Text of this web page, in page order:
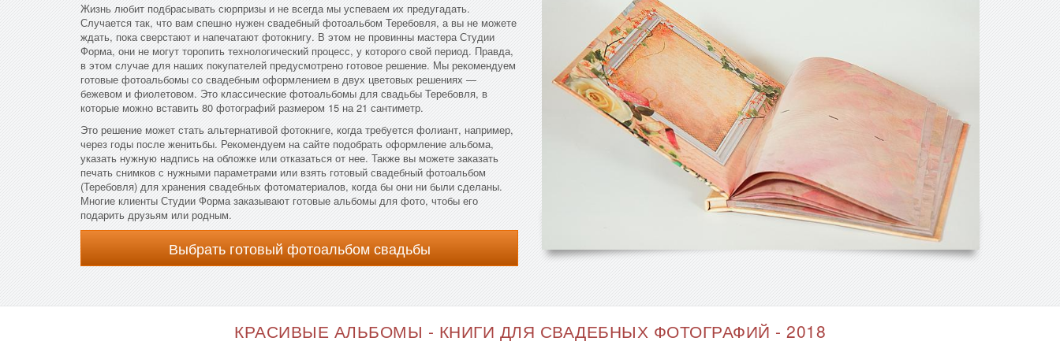
Жизнь любит подбрасывать сюрпризы и не всегда мы успеваем их предугадать.
Случается так, что вам спешно нужен свадебный фотоальбом Теребовля, а вы не можете
ждать, пока сверстают и напечатают фотокнигу. В этом не провинны мастера Студии
Форма, они не могут торопить технологический процесс, у которого свой период. Правда,
в этом случае для наших покупателей предусмотрено готовое решение. Мы рекомендуем
готовые фотоальбомы со свадебным оформлением в двух цветовых решениях —
бежевом и фиолетовом. Это классические фотоальбомы для свадьбы Теребовля, в
которые можно вставить 80 фотографий размером 15 на 21 сантиметр.
Это решение может стать альтернативой фотокниге, когда требуется фолиант, например,
через годы после женитьбы. Рекомендуем на сайте подобрать оформление альбома,
указать нужную надпись на обложке или отказаться от нее. Также вы можете заказать
печать снимков с нужными параметрами или взять готовый свадебный фотоальбом
(Теребовля) для хранения свадебных фотоматериалов, когда бы они ни были сделаны.
Многие клиенты Студии Форма заказывают готовые альбомы для фото, чтобы его
подарить друзьям или родным.
Выбрать готовый фотоальбом свадьбы
КРАСИВЫЕ АЛЬБОМЫ - КНИГИ ДЛЯ СВАДЕБНЫХ ФОТОГРАФИЙ - 2018